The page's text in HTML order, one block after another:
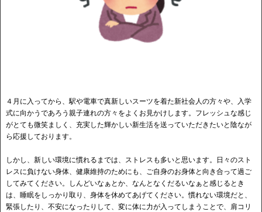
４月に入ってから、駅や電車で真新しいスーツを着た新社会人の方々や、入学
式に向かうであろう親子連れの方々をよくお見かけします。フレッシュな感じ
がとても微笑ましく、充実した輝かしい新生活を送っていただきたいと陰なが
ら応援しております。
しかし、新しい環境に慣れるまでは、ストレスも多いと思います。日々のスト
レスに負けない身体、健康維持のためにも、ご自身のお身体と向き合って過ご
してみてください。しんどいなぁとか、なんとなくだるいなぁと感じるとき
は、睡眠をしっかり取り、身体を休めてあげてください。慣れない環境だと、
緊張したり、不安になったりして、変に体に力が入ってしまうことで、肩コリ